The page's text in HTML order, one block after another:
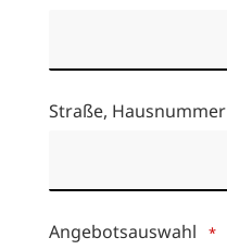
Straße, Hausnummer
Angebotsauswahl *